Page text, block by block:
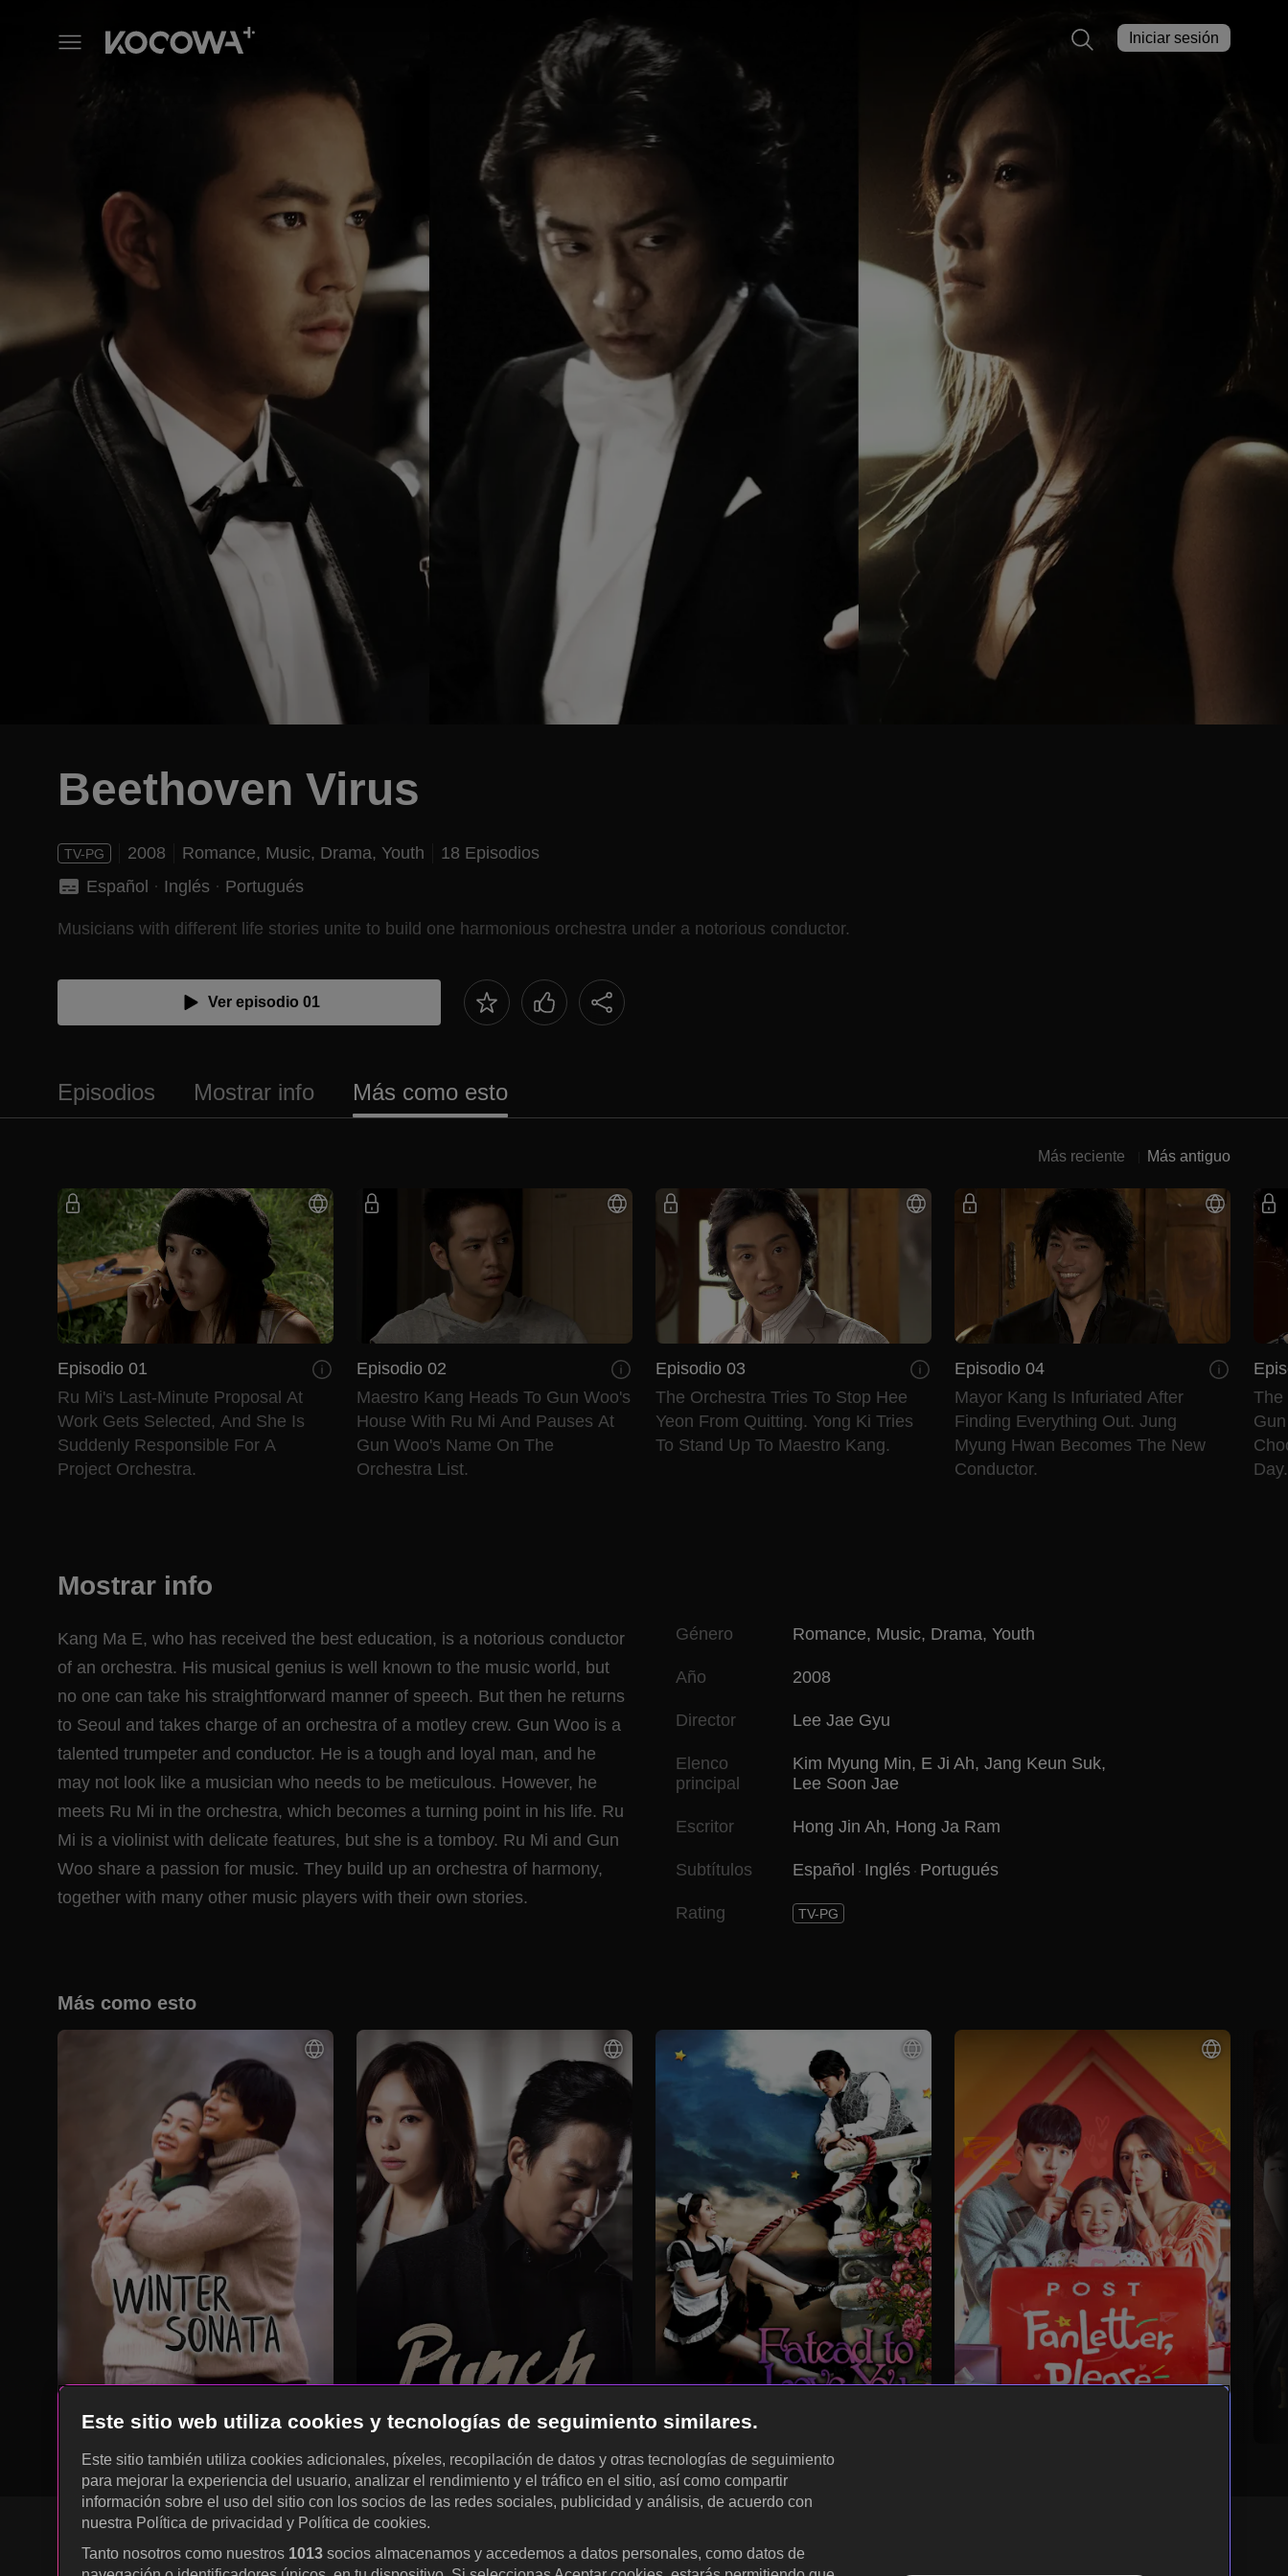
Iniciar sesión
Beethoven Virus
TV-PG 2008 Romance, Music, Drama, Youth
18 Episodios
Español · Inglés · Portugués
Musicians with different life stories unite to build one harmonious orchestra under a notorious conductor.
Ver episodio 01
Episodios Mostrar info Más como esto
Más reciente Más antiguo
Episodio 01
Ru Mi's Last-Minute Proposal At
Work Gets Selected, And She Is
Suddenly Responsible For A
Project Orchestra.
Episodio 02
Maestro Kang Heads To Gun Woo's
House With Ru Mi And Pauses At
Gun Woo's Name On The
Orchestra List.
Episodio 03
The Orchestra Tries To Stop Hee
Yeon From Quitting. Yong Ki Tries
To Stand Up To Maestro Kang.
Episodio 04
Mayor Kang Is Infuriated After
Finding Everything Out. Jung
Myung Hwan Becomes The New
Conductor.
The
Day.
Mostrar info
Kang Ma E, who has received the best education, is a notorious conductor
of an orchestra. His musical genius is well known to the music world, but
no one can take his straightforward manner of speech. But then he returns
to Seoul and takes charge of an orchestra of a motley crew. Gun Woo is a
talented trumpeter and conductor. He is a tough and loyal man, and he
may not look like a musician who needs to be meticulous. However, he
meets Ru Mi in the orchestra, which becomes a turning point in his life. Ru
Mi is a violinist with delicate features, but she is a tomboy. Ru Mi and Gun
Woo share a passion for music. They build up an orchestra of harmony,
together with many other music players with their own stories.
Género Romance, Music, Drama, Youth
Año 2008
Director Lee Jae Gyu
Elenco
principal
Kim Myung Min, E Ji Ah, Jang Keun Suk,
Lee Soon Jae
Escritor Hong Jin Ah, Hong Ja Ram
Subtítulos Español Inglés Portugués
Rating TV-PG
Más como esto
Este sitio web utiliza cookies y tecnologías de seguimiento similares.
Este sitio también utiliza cookies adicionales, píxeles, recopilación de datos y otras tecnologías de seguimiento
para mejorar la experiencia del usuario, analizar el rendimiento y el tráfico en el sitio, así como compartir
información sobre el uso del sitio con los socios de las redes sociales, publicidad y análisis, de acuerdo con
nuestra Política de privacidad y Política de cookies.
Tanto nosotros como nuestros 1013 socios almacenamos y accedemos a datos personales, como datos de